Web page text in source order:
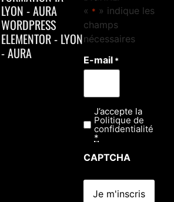
LYON - AURA
WORDPRESS
ELEMENTOR - LYON
- AURA
« * » indique les
champs
nécessaires
E-mail *
Confidentialité
*
J’accepte la
Politique de
confidentialité
*
CAPTCHA